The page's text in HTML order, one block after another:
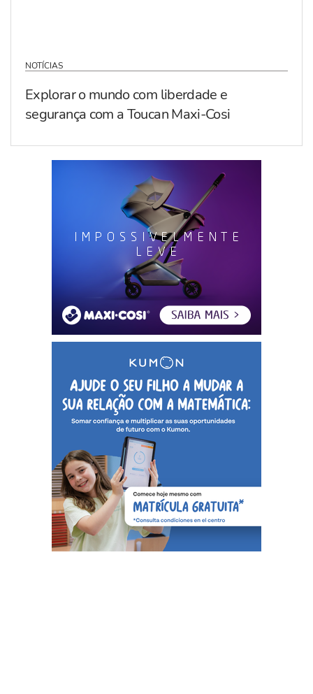
NOTÍCIAS
Explorar o mundo com liberdade e
segurança com a Toucan Maxi-Cosi